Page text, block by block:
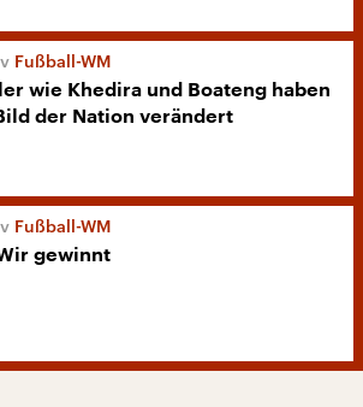
Fußball-WM
wie Khedira und Boateng haben
der Nation verändert
Fußball-WM
gewinnt